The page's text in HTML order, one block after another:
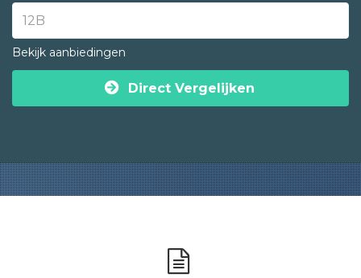
Bekijk aanbiedingen
Direct Vergelijken